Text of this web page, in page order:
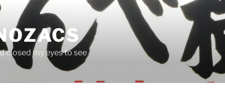
closed my eyes to see